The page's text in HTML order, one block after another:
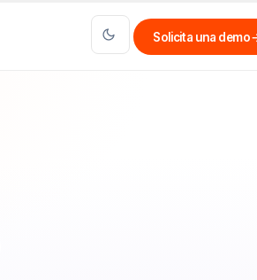
Solicita una demo